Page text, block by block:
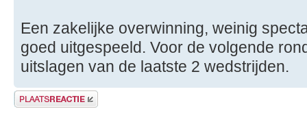
Een zakelijke overwinning, weinig
goed uitgespeeld. Voor de volgende
uitslagen van de laatste 2 wedstrijden.
Plaats een reactie